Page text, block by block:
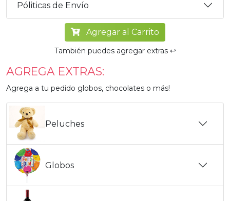
Póliticas de Envío
Agregar al Carrito
También puedes agregar extras ↩️
AGREGA EXTRAS:
Agrega a tu pedido globos, chocolates o más!
Peluches
Globos